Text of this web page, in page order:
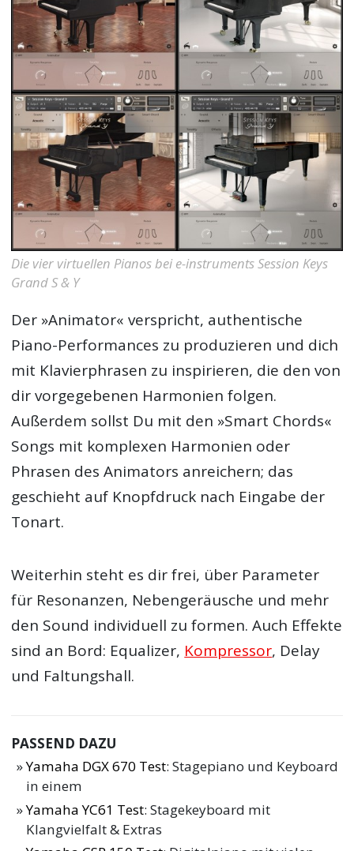
Die vier virtuellen Pianos bei e-instruments Session Keys
Grand S & Y
Der »Animator« verspricht, authentische
Piano-Performances zu produzieren und dich
mit Klavierphrasen zu inspirieren, die den von
dir vorgegebenen Harmonien folgen.
Außerdem sollst Du mit den »Smart Chords«
Songs mit komplexen Harmonien oder
Phrasen des Animators anreichern; das
geschieht auf Knopfdruck nach Eingabe der
Tonart.
Weiterhin steht es dir frei, über Parameter
für Resonanzen, Nebengeräusche und mehr
den Sound individuell zu formen. Auch Effekte
sind an Bord: Equalizer, Kompressor, Delay
und Faltungshall.
PASSEND DAZU
Yamaha DGX 670 Test: Stagepiano und Keyboard
in einem
Yamaha YC61 Test: Stagekeyboard mit
Klangvielfalt & Extras